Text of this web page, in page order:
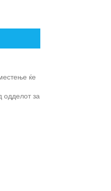
ќе
одделот за